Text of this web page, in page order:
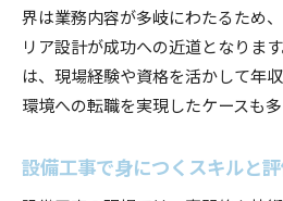
界は業務内容が多岐にわたるため
リア設計が成功への近道となりま
は、現場経験や資格を活かして年
環境への転職を実現したケースも多
設備工事で身につくスキルと